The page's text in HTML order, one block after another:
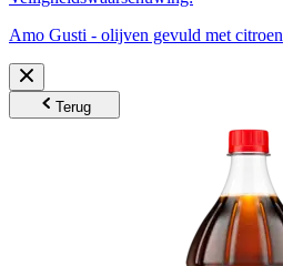
Amo Gusti - olijven gevuld met citroen
Terug